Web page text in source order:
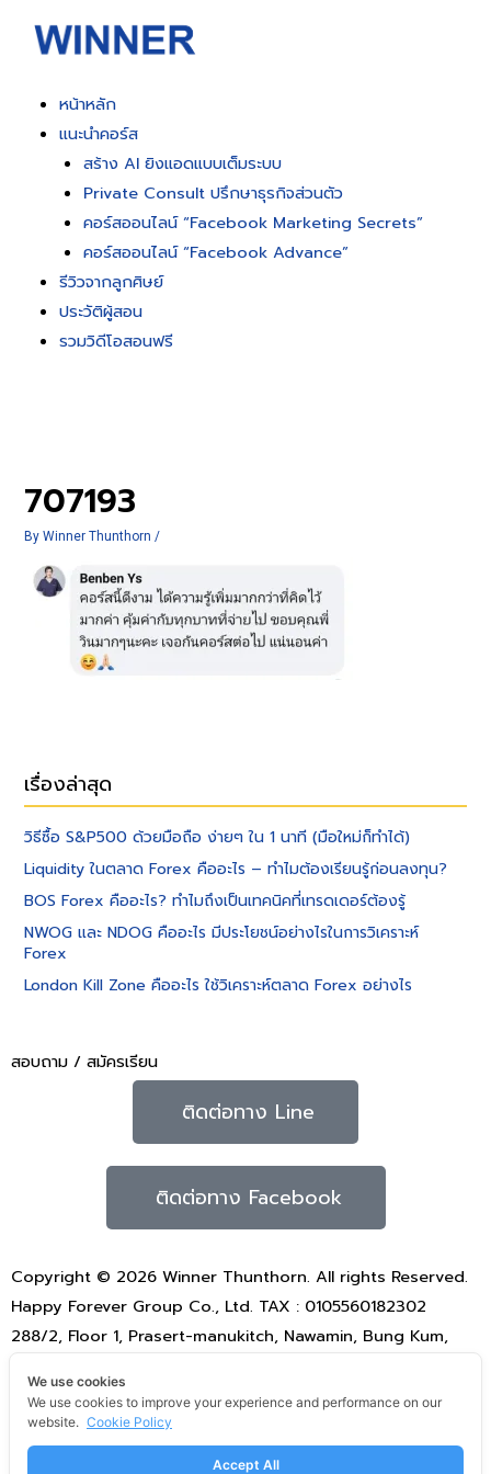
หน้าหลัก
แนะนำคอร์ส
สร้าง AI ยิงแอดแบบเต็มระบบ
Private Consult ปรึกษาธุรกิจส่วนตัว
คอร์สออนไลน์ “Facebook Marketing Secrets”
คอร์สออนไลน์ “Facebook Advance”
รีวิวจากลูกศิษย์
ประวัติผู้สอน
รวมวิดีโอสอนฟรี
707193
ByWinner Thunthorn /
เรื่องล่าสุด
วิธีซื้อ S&P500 ด้วยมือถือ ง่ายๆ ใน 1 นาที (มือใหม่ก็ทำได้)
Liquidity ในตลาด Forex คืออะไร – ทำไมต้องเรียนรู้ก่อนลงทุน?
BOS Forex คืออะไร? ทำไมถึงเป็นเทคนิคที่เทรดเดอร์ต้องรู้
NWOG และ NDOG คืออะไร มีประโยชน์อย่างไรในการวิเคราะห์
Forex
London Kill Zone คืออะไร ใช้วิเคราะห์ตลาด Forex อย่างไร
สอบถาม / สมัครเรียน
ติดต่อทาง Line
ติดต่อทาง Facebook
Copyright © 2026 Winner Thunthorn. All rights Reserved.
Happy Forever Group Co., Ltd. TAX : 0105560182302
288/2, Floor 1, Prasert-manukitch, Nawamin, Bung Kum,
Email: happyforevergroup@gmail.com
Terms of usePrivacy Policy
We use cookies
We use cookies to improve your experience and performance on our
website. Cookie Policy
Accept All